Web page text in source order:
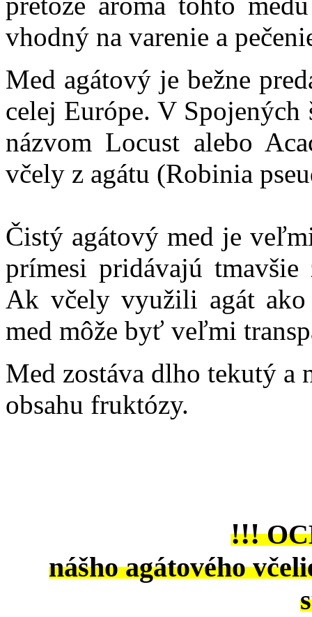
vhodný na varenie a
Med agátový je bežne
celej Európe. V
názvom Locust alebo
včely z agátu (Robinia
Čistý agátový med je
prímesi pridávajú tmavšie
Ak včely využili agát
med môže byť veľmi
Med zostáva dlho tekutý a
obsahu fruktózy.
!!!
nášho agátového